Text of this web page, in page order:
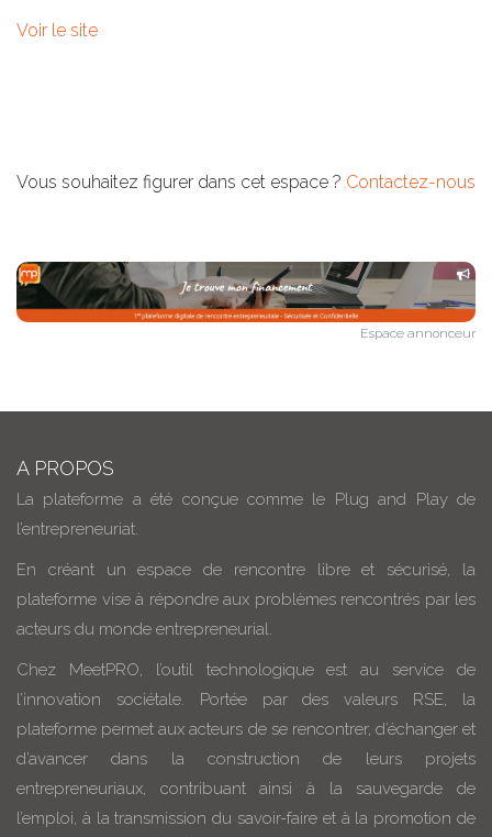
Voir le site
Vous souhaitez figurer dans cet espace ? Contactez-nous
Espace annonceur
A PROPOS
La plateforme a été conçue comme le Plug and Play de
l’entrepreneuriat.
En créant un espace de rencontre libre et sécurisé, la
plateforme vise à répondre aux problèmes rencontrés par les
acteurs du monde entrepreneurial.
Chez MeetPRO, l’outil technologique est au service de
l’innovation sociétale. Portée par des valeurs RSE, la
plateforme permet aux acteurs de se rencontrer, d’échanger et
d’avancer dans la construction de leurs projets
entrepreneuriaux, contribuant ainsi à la sauvegarde de
l’emploi, à la transmission du savoir-faire et à la promotion de